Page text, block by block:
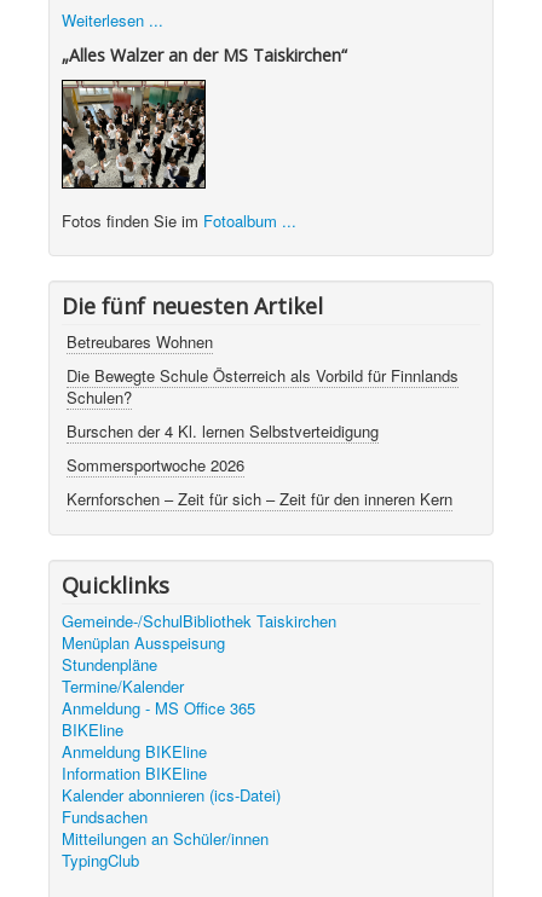
Weiterlesen ...
„Alles Walzer an der MS Taiskirchen“
Fotos finden Sie im Fotoalbum ...
Die fünf neuesten Artikel
Betreubares Wohnen
Die Bewegte Schule Österreich als Vorbild für Finnlands
Schulen?
Burschen der 4 Kl. lernen Selbstverteidigung
Sommersportwoche 2026
Kernforschen – Zeit für sich – Zeit für den inneren Kern
Quicklinks
Gemeinde-/SchulBibliothek Taiskirchen
Menüplan Ausspeisung
Stundenpläne
Termine/Kalender
Anmeldung - MS Office 365
BIKEline
Anmeldung BIKEline
Information BIKEline
Kalender abonnieren (ics-Datei)
Fundsachen
Mitteilungen an Schüler/innen
TypingClub